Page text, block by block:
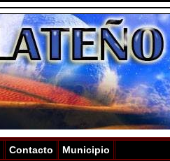
Contacto Municipio